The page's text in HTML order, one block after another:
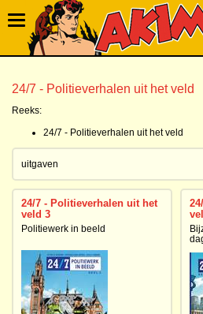
24/7 - Politieverhalen uit het veld
Reeks:
24/7 - Politieverhalen uit het veld
uitgaven
24/7 - Politieverhalen uit het
veld 3
Politiewerk in beeld